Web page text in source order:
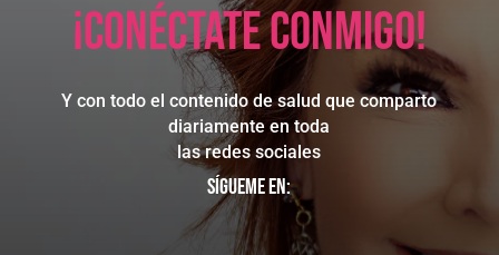
¡Conéctate conmigo!
Y con todo el contenido de salud que comparto
diariamente en toda
las redes sociales
Sígueme en: